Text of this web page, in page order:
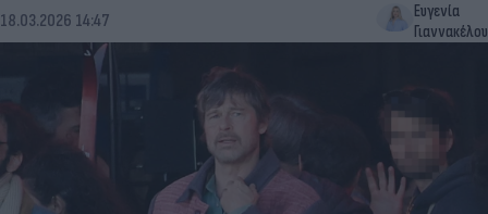
18.03.2026 14:47
Ευγενία
Γιαννακέλου